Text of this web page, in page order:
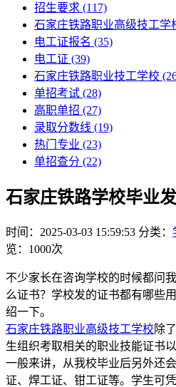
招生要求 (117)
石家庄铁路职业高级技工学
电工证报名 (35)
电工证 (39)
石家庄铁路职业技工学校
单招考试 (28)
高职单招 (27)
录取分数线 (19)
热门专业 (23)
单招查分 (22)
石家庄铁路学校毕业
时间：2025-03-03 15:59:53 分类：
览：1000次
不少家长在咨询学校的时候都问
么证书？学校发的证书都有哪些
绍一下。
石家庄铁路职业高级技工学校除
生组织考取相关的职业技能证书
一般来讲，从我校毕业后另外还
证、焊工证、钳工证等。学生可